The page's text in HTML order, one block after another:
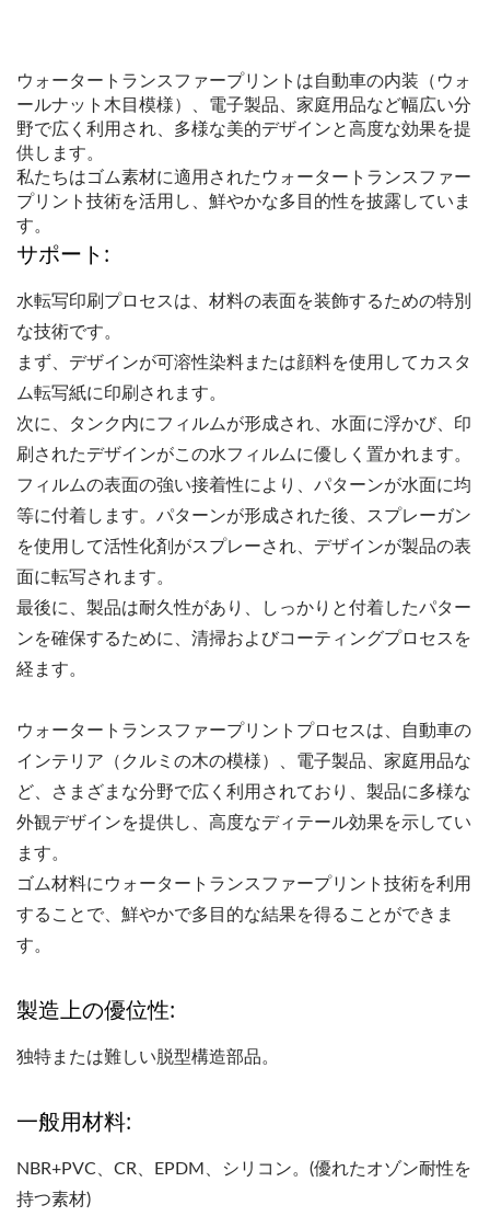
ウォータートランスファープリントは自動車の内装（ウォ
ールナット木目模様）、電子製品、家庭用品など幅広い分
野で広く利用され、多様な美的デザインと高度な効果を提
供します。
私たちはゴム素材に適用されたウォータートランスファー
プリント技術を活用し、鮮やかな多目的性を披露していま
す。
サポート:
水転写印刷プロセスは、材料の表面を装飾するための特別
な技術です。
まず、デザインが可溶性染料または顔料を使用してカスタ
ム転写紙に印刷されます。
次に、タンク内にフィルムが形成され、水面に浮かび、印
刷されたデザインがこの水フィルムに優しく置かれます。
フィルムの表面の強い接着性により、パターンが水面に均
等に付着します。パターンが形成された後、スプレーガン
を使用して活性化剤がスプレーされ、デザインが製品の表
面に転写されます。
最後に、製品は耐久性があり、しっかりと付着したパター
ンを確保するために、清掃およびコーティングプロセスを
経ます。
ウォータートランスファープリントプロセスは、自動車の
インテリア（クルミの木の模様）、電子製品、家庭用品な
ど、さまざまな分野で広く利用されており、製品に多様な
外観デザインを提供し、高度なディテール効果を示してい
ます。
ゴム材料にウォータートランスファープリント技術を利用
することで、鮮やかで多目的な結果を得ることができま
す。
製造上の優位性:
独特または難しい脱型構造部品。
一般用材料:
NBR+PVC、CR、EPDM、シリコン。(優れたオゾン耐性を
持つ素材)